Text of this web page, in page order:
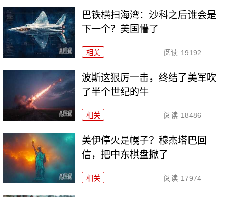
巴铁横扫海湾：沙科之后谁会是
下一个？美国懵了
相关 阅读 19192
波斯这狠厉一击，终结了美军吹
了半个世纪的牛
相关 阅读 18486
美伊停火是幌子？穆杰塔巴回
信，把中东棋盘掀了
相关 阅读 17974